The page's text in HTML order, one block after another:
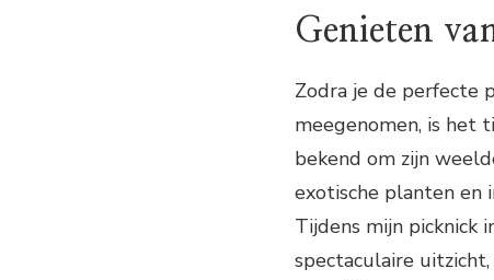
Genieten
Zodra je de perfecte
meegenomen, is het
bekend om zijn
exotische planten en
Tijdens mijn picknick
spectaculaire